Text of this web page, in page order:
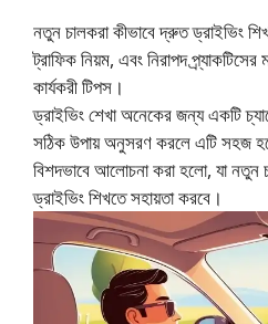
নতুন চালকরা কীভাবে দ্রুত ড্রাইভিং
ট্রাফিক নিয়ম, এবং নিরাপদ
কার্যকরী টিপস।
ড্রাইভিং শেখা অনেকের জন্য একটি
সঠিক উপায় অনুসরণ করলে এটি সহজ
বিশদভাবে আলোচনা করা হলো, যা নতুন
ড্রাইভিং শিখতে সহায়তা করবে।